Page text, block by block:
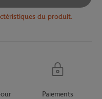
du produit.
Paiements